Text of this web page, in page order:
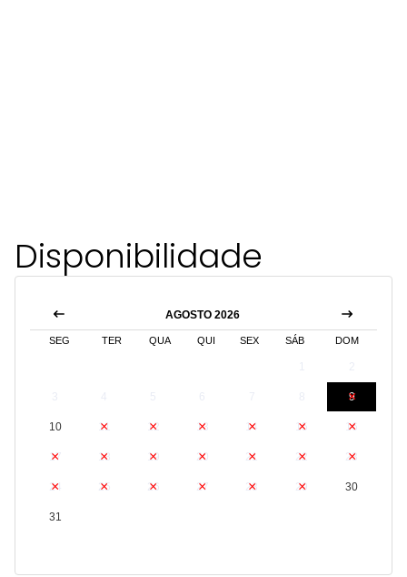
Disponibilidade
AGOSTO 2026
SEG TER QUA QUI SEX SÁB DOM
9
10 11 12 13 14 15 16
17 18 19 20 21 22 23
24 25 26 27 28 29 30
31